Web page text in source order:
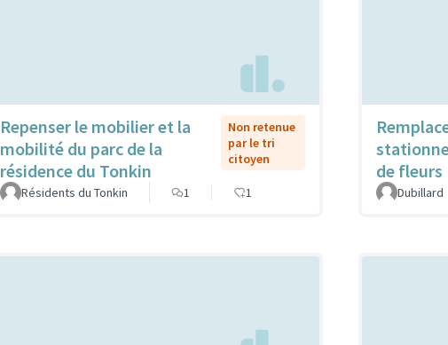
Repenser le mobilier et la
mobilité du parc de la
résidence du Tonkin
Non retenue
par le tri
citoyen
Résidents du Tonkin 1 1
de fleurs
Dubillard